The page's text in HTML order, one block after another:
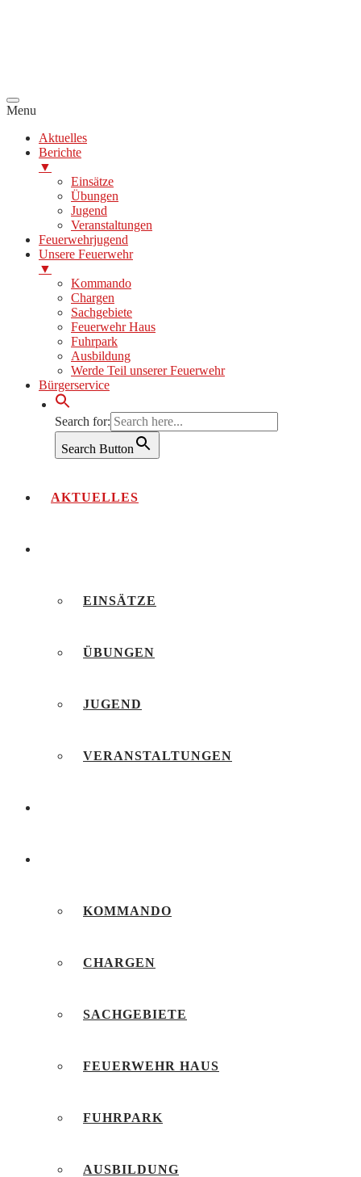
Menu
Aktuelles
Berichte
▼
Einsätze
Übungen
Jugend
Veranstaltungen
Feuerwehrjugend
Unsere Feuerwehr
▼
Kommando
Chargen
Sachgebiete
Feuerwehr Haus
Fuhrpark
Ausbildung
Werde Teil unserer Feuerwehr
Bürgerservice
Search for:
Search Button
AKTUELLES
EINSÄTZE
ÜBUNGEN
JUGEND
VERANSTALTUNGEN
KOMMANDO
CHARGEN
SACHGEBIETE
FEUERWEHR HAUS
FUHRPARK
AUSBILDUNG